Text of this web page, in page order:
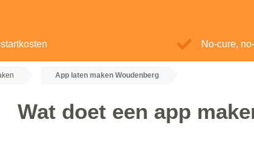
No-cure,
App laten maken Woudenberg
Wat doet een app